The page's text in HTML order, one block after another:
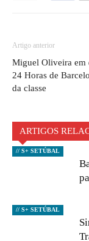
Artigo anterior
Miguel Oliveira em
24 Horas de
da classe
ARTIGOS
// S+ SETÚBAL
// S+ SETÚBAL